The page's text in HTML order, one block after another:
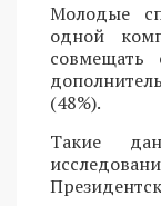
Молодые
одной
(48%).
Такие